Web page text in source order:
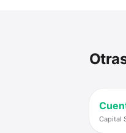
Capital